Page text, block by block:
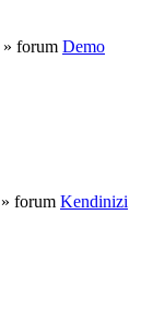
» forum Demo
» forum Kendinizi